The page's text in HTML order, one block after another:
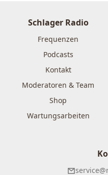
Schlager Radio
Frequenzen
Podcasts
Kontakt
Moderatoren & Team
Shop
Wartungsarbeiten